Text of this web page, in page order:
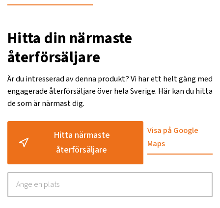
Hitta din närmaste
återförsäljare
Är du intresserad av denna produkt? Vi har ett helt gäng med
engagerade återförsäljare över hela Sverige. Här kan du hitta
de som är närmast dig.
Hitta närmaste
återförsäljare
Visa på Google
Maps